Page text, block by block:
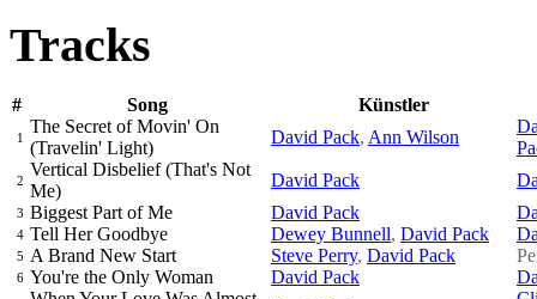
Tracks
# Song Künstler
1
The Secret of Movin' On
(Travelin' Light)
David Pack, Ann Wilson
2
Vertical Disbelief (That's Not
Me)
David Pack
3 Biggest Part of Me David Pack
4 Tell Her Goodbye Dewey Bunnell, David Pack
5 A Brand New Start Steve Perry, David Pack
6 You're the Only Woman David Pack